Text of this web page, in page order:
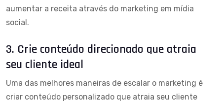
aumentar a receita através do marketing em mídia
social.
3. Crie conteúdo direcionado que atraia
seu cliente ideal
Uma das melhores maneiras de escalar o marketing é
criar conteúdo personalizado que atraia seu cliente